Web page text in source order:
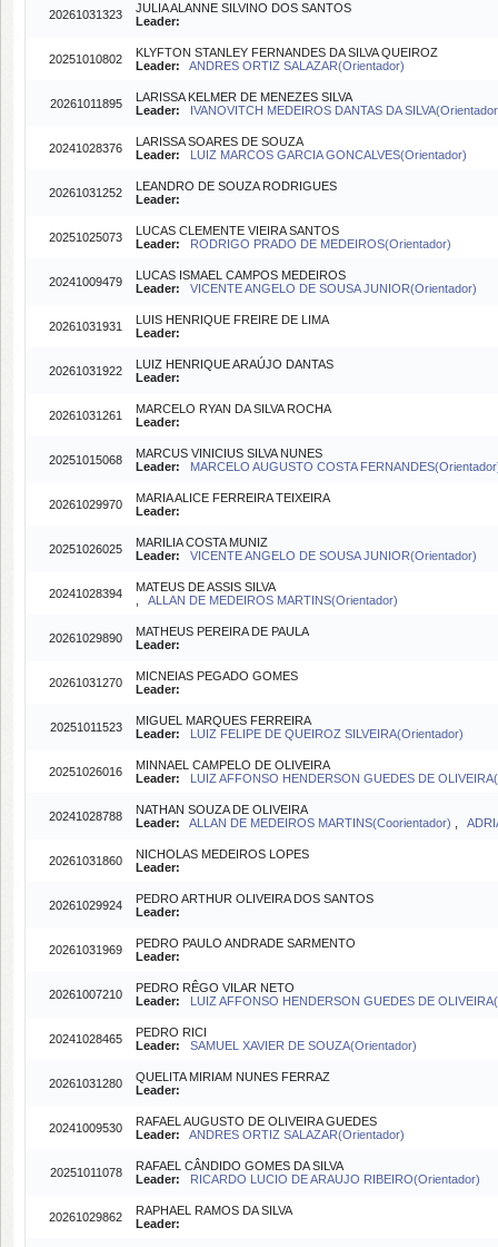
20261031323
JULIA ALANNE SILVINO DOS SANTOS
Leader:
20251010802
KLYFTON STANLEY FERNANDES DA SILVA QUEIROZ
Leader:
ANDRES ORTIZ SALAZAR(Orientador)
20261011895
LARISSA KELMER DE MENEZES SILVA
Leader:
IVANOVITCH MEDEIROS DANTAS DA
20241028376
LARISSA SOARES DE SOUZA
Leader:
LUIZ MARCOS GARCIA GONCALVES(Orientador)
20261031252
LEANDRO DE SOUZA RODRIGUES
Leader:
20251025073
LUCAS CLEMENTE VIEIRA SANTOS
Leader:
RODRIGO PRADO DE MEDEIROS(Orientador)
20241009479
LUCAS ISMAEL CAMPOS MEDEIROS
Leader:
VICENTE ANGELO DE SOUSA JUNIOR(Orientador)
20261031931
LUIS HENRIQUE FREIRE DE LIMA
Leader:
20261031922
LUIZ HENRIQUE ARAÚJO DANTAS
Leader:
20261031261
MARCELO RYAN DA SILVA ROCHA
Leader:
20251015068
MARCUS VINICIUS SILVA NUNES
Leader:
MARCELO AUGUSTO COSTA
20261029970
MARIA ALICE FERREIRA TEIXEIRA
Leader:
20251026025
MARILIA COSTA MUNIZ
Leader:
VICENTE ANGELO DE SOUSA JUNIOR(Orientador)
20241028394
MATEUS DE ASSIS SILVA
ALLAN DE MEDEIROS MARTINS(Orientador)
20261029890
MATHEUS PEREIRA DE PAULA
Leader:
20261031270
MICNEIAS PEGADO GOMES
Leader:
20251011523
MIGUEL MARQUES FERREIRA
Leader:
LUIZ FELIPE DE QUEIROZ SILVEIRA(Orientador)
20251026016
MINNAEL CAMPELO DE OLIVEIRA
Leader:
LUIZ AFFONSO HENDERSON GUEDES DE
20241028788
NATHAN SOUZA DE OLIVEIRA
Leader:
ALLAN DE MEDEIROS MARTINS(Coorientador)
20261031860
NICHOLAS MEDEIROS LOPES
Leader:
20261029924
PEDRO ARTHUR OLIVEIRA DOS SANTOS
Leader:
20261031969
PEDRO PAULO ANDRADE SARMENTO
Leader:
20261007210
PEDRO RÊGO VILAR NETO
Leader:
LUIZ AFFONSO HENDERSON GUEDES DE
20241028465
PEDRO RICI
Leader:
SAMUEL XAVIER DE SOUZA(Orientador)
20261031280
QUELITA MIRIAM NUNES FERRAZ
Leader:
20241009530
RAFAEL AUGUSTO DE OLIVEIRA GUEDES
Leader:
ANDRES ORTIZ SALAZAR(Orientador)
20251011078
RAFAEL CÂNDIDO GOMES DA SILVA
Leader:
RICARDO LUCIO DE ARAUJO RIBEIRO(Orientador)
20261029862
RAPHAEL RAMOS DA SILVA
Leader: